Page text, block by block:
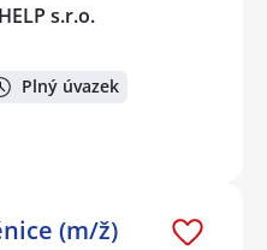
s.r.o.
Plný úvazek
(m/ž)